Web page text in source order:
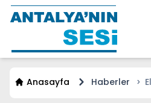
Anasayfa Haberler